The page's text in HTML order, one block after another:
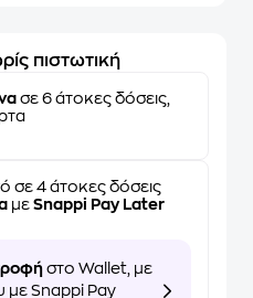
πιστωτική
σε 6 άτοκες δόσεις,
σε 4 άτοκες δόσεις
με Snappi Pay Later
στο Wallet, με
με Snappi Pay